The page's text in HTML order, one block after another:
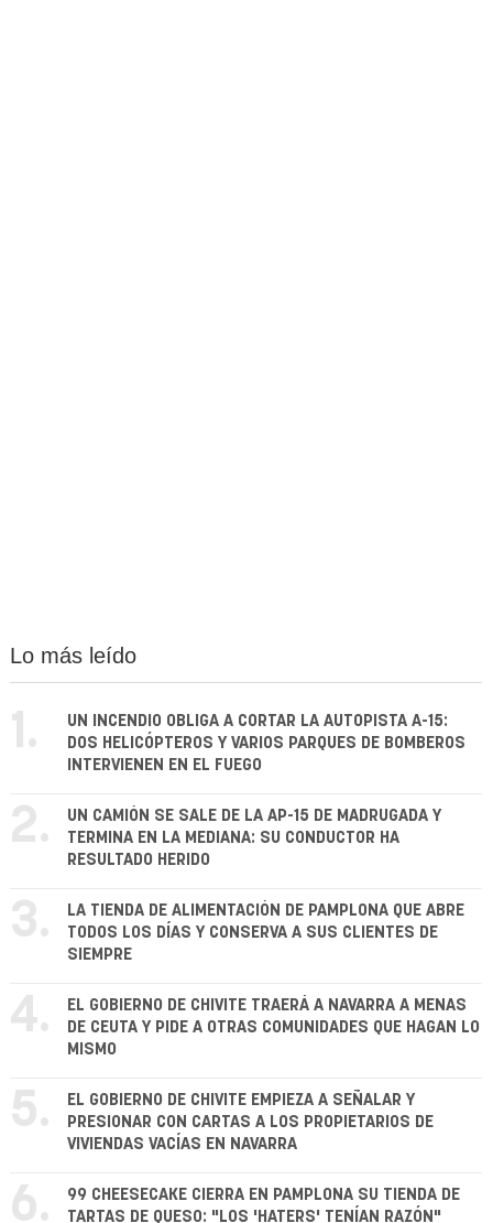
Lo más leído
1.
UN INCENDIO OBLIGA A CORTAR LA AUTOPISTA A-15:
DOS HELICÓPTEROS Y VARIOS PARQUES DE BOMBEROS
INTERVIENEN EN EL FUEGO
2.
UN CAMIÓN SE SALE DE LA AP-15 DE MADRUGADA Y
TERMINA EN LA MEDIANA: SU CONDUCTOR HA
RESULTADO HERIDO
3.
LA TIENDA DE ALIMENTACIÓN DE PAMPLONA QUE ABRE
TODOS LOS DÍAS Y CONSERVA A SUS CLIENTES DE
SIEMPRE
4.
EL GOBIERNO DE CHIVITE TRAERÁ A NAVARRA A MENAS
DE CEUTA Y PIDE A OTRAS COMUNIDADES QUE HAGAN LO
MISMO
5.
EL GOBIERNO DE CHIVITE EMPIEZA A SEÑALAR Y
PRESIONAR CON CARTAS A LOS PROPIETARIOS DE
VIVIENDAS VACÍAS EN NAVARRA
6.
99 CHEESECAKE CIERRA EN PAMPLONA SU TIENDA DE
TARTAS DE QUESO: "LOS 'HATERS' TENÍAN RAZÓN"